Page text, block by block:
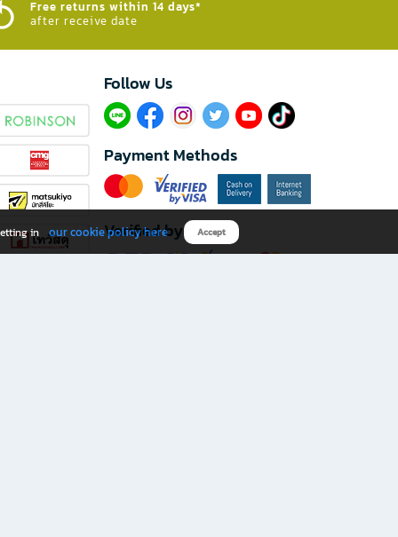
Free returns within 14 days*
after receive date
Follow Us​
Payment Methods
Verified by
in our cookie policy here Accept